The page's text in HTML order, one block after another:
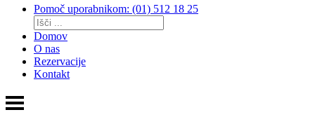
Pomoč uporabnikom: (01) 512 18 25
Domov
O nas
Rezervacije
Kontakt